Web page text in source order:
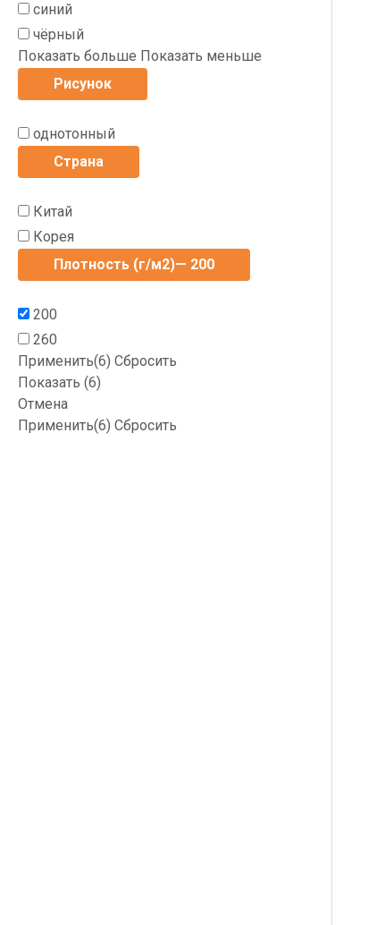
синий
чёрный
Показать больше Показать меньше
Рисунок
однотонный
Страна
Китай
Корея
Плотность (г/м2)— 200
200
260
Применить(6) Сбросить
Показать (6)
Отмена
Применить(6) Сбросить